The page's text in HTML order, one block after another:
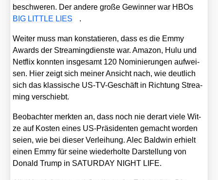
beschwe­ren. Der ande­re gro­ße Gewin­ner war HBOs
BIG LITTLE LIES
.
Wei­ter muss man kon­sta­tie­ren, dass es die Emmy
Awards der Strea­ming­diens­te war. Ama­zon, Hulu und
Net­flix konn­ten ins­ge­samt 120 Nomi­nie­run­gen auf­wei­
sen. Hier zeigt sich mei­ner Ansicht nach, wie deut­lich
sich das klas­si­sche US-TV-Geschäft in Rich­tung Strea­
ming ver­schiebt.
Beob­ach­ter merk­ten an, dass noch nie der­art vie­le Wit­
ze auf Kos­ten eines US-Prä­si­den­ten gemacht wor­den
sei­en, wie bei die­ser Ver­lei­hung. Alec Bald­win erhielt
einen Emmy für sei­ne wie­der­hol­te Dar­stel­lung von
Donald Trump in SATURDAY NIGHT LIFE.